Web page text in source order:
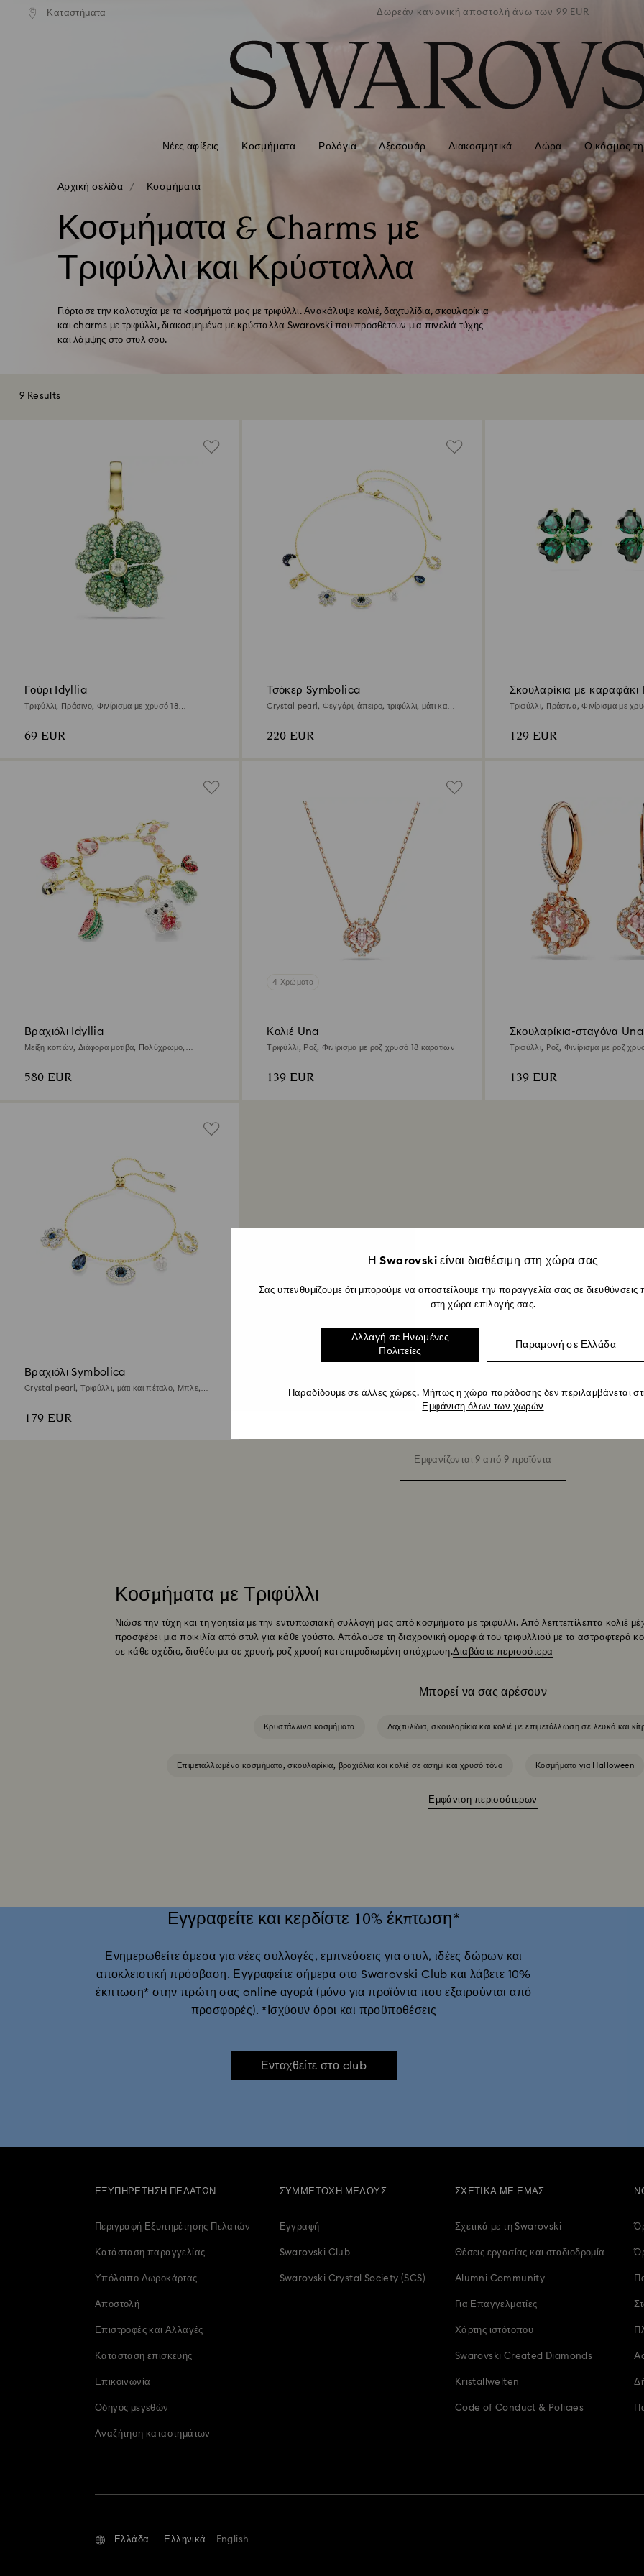
Accesskeys list
Καταστήματα
αποστολή άνω των 99 EUR Δωρεάν κανονική αποστολή άνω των 99 EUR Δωρεάν
Νέες αφίξεις Κοσμήματα Ρολόγια Αξεσουάρ Διακοσμητικά Δώρα Ο κόσμος
Αρχική σελίδα Κοσμήματα
Κοσμήματα & Charms με
Τριφύλλι και Κρύσταλλα
Γιόρτασε την καλοτυχία με τα κοσμήματά μας με τριφύλλι. Ανακάλυψε κολιέ, δαχτυλίδια, σκουλαρίκια
και charms με τριφύλλι, διακοσμημένα με κρύσταλλα Swarovski που προσθέτουν μια πινελιά τύχης
και λάμψης στο στυλ σου.
9 Results
Γούρι Idyllia
Τριφύλλι, Πράσινο, Φινίρισμα με χρυσό 18
69 EUR
Τσόκερ Symbolica
Crystal pearl, Φεγγάρι, άπειρο, τριφύλλι, μάτι και
220 EUR
Σκουλαρίκια με
Τριφύλλι, Πράσινα, Φινίρισμα με
129 EUR
Βραχιόλι Idyllia
Μείξη κοπών, Διάφορα μοτίβα, Πολύχρωμο,
580 EUR
4 Χρώματα
Κολιέ Una
Τριφύλλι, Ροζ, Φινίρισμα με ροζ χρυσό 18 καρατίων
139 EUR
Σκουλαρίκια-σταγόνα Una
Τριφύλλι, Ροζ, Φινίρισμα με ροζ
139 EUR
Βραχιόλι Symbolica
Crystal pearl, Τριφύλλι, μάτι και πέταλο, Μπλε,
179 EUR
Εμφανίζονται 9 από 9 προϊόντα
Κοσμήματα με Τριφύλλι
Νιώσε την τύχη και τη γοητεία με την εντυπωσιακή συλλογή μας από κοσμήματα με τριφύλλι. Από λεπτεπίλεπτα κολιέ
προσφέρει μια ποικιλία από στυλ για κάθε γούστο. Απόλαυσε τη διαχρονική ομορφιά του τριφυλλιού με τα αστραφτερά
σε κάθε σχέδιο, διαθέσιμα σε χρυσή, ροζ χρυσή και επιροδιωμένη απόχρωση.Διαβάστε περισσότερα
Μπορεί να σας αρέσουν
Κρυστάλλινα κοσμήματα Δαχτυλίδια, σκουλαρίκια και κολιέ με επιμετάλλωση σε λευκό και
Επιμεταλλωμένα κοσμήματα, σκουλαρίκια, βραχιόλια και κολιέ σε ασημί και χρυσό τόνο Κοσμήματα για Halloween
Κοσμήματα με λευκά κρύσταλλα Κοσμήματα με μαύρα κρύσταλλα
Επιχρυσωμένα Κοσμήματα Κοσμήματα & σετ κοσμημάτων με κρυστάλλινες πέρλες
Σκουλαρίκια, βραχιόλια και κολιέ από συνδυασμό μετάλλων Κοσμήματα για την Παραμονή της Πρωτοχρονιάς
Κρυστάλλινα κοσμήματα με λουλούδι Κρυστάλλινα κοσμήματα με πεταλούδα Κρυστάλλινα κοσμήματα με φεγγάρι
Εμφάνιση περισσότερων
Εγγραφείτε και κερδίστε 10% έκπτωση*
Ενημερωθείτε άμεσα για νέες συλλογές, εμπνεύσεις για στυλ, ιδέες δώρων και
αποκλειστική πρόσβαση. Εγγραφείτε σήμερα στο Swarovski Club και λάβετε 10%
έκπτωση* στην πρώτη σας online αγορά (μόνο για προϊόντα που εξαιρούνται από
προσφορές). *Ισχύουν όροι και προϋποθέσεις
Ενταχθείτε στο club
ΕΞΥΠΗΡΈΤΗΣΗ ΠΕΛΑΤΏΝ
Περιγραφή Εξυπηρέτησης Πελατών
Κατάσταση παραγγελίας
Υπόλοιπο Δωροκάρτας
Αποστολή
Επιστροφές και Αλλαγές
Κατάσταση επισκευής
Επικοινωνία
Οδηγός μεγεθών
Αναζήτηση καταστημάτων
ΣΥΜΜΕΤΟΧΉ ΜΈΛΟΥΣ
Εγγραφή
Swarovski Club
Swarovski Crystal Society (SCS)
ΣΧΕΤΙΚΆ ΜΕ ΕΜΆΣ
Σχετικά με τη Swarovski
Θέσεις εργασίας και σταδιοδρομία
Alumni Community
Για Επαγγελματίες
Χάρτης ιστότοπου
Swarovski Created Diamonds
Kristallwelten
Code of Conduct & Policies
Ελλάδα Ελληνικά English
Η Swarovski είναι διαθέσιμη στη χώρα σας
Σας υπενθυμίζουμε ότι μπορούμε να αποστείλουμε την παραγγελία σας σε διευθύνσεις
στη χώρα επιλογής σας.
Αλλαγή σε Ηνωμένες
Πολιτείες
Παραμονή σε Ελλάδα
Παραδίδουμε σε άλλες χώρες. Μήπως η χώρα παράδοσης δεν περιλαμβάνεται
Εμφάνιση όλων των χωρών